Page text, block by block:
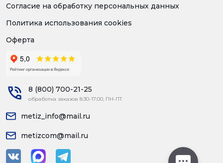
Согласие на обработку персональных данных
Политика использования cookies
Оферта
8 (800) 700-21-25
обработка заказов 8:30-17:00, ПН-ПТ
metiz_info@mail.ru
metizcom@mail.ru